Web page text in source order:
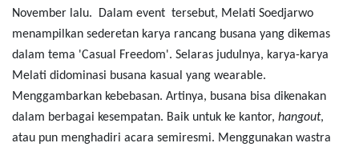
November lalu. Dalam event tersebut, Melati Soedjarwo
menampilkan sederetan karya rancang busana yang dikemas
dalam tema 'Casual Freedom'. Selaras judulnya, karya-karya
Melati didominasi busana kasual yang wearable.
Menggambarkan kebebasan. Artinya, busana bisa dikenakan
dalam berbagai kesempatan. Baik untuk ke kantor, hangout,
atau pun menghadiri acara semiresmi. Menggunakan wastra